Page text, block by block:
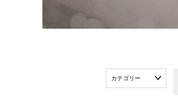
カテゴリー